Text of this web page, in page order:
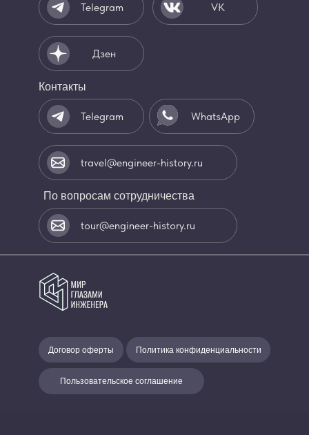
travel@engineer-history.ru
Дзен
VK
Telegram
Telegram WhatsApp
Договор оферты Политика конфиденциальности
Пользовательское соглашение
tour@engineer-history.ru
Контакты
По вопросам сотрудничества